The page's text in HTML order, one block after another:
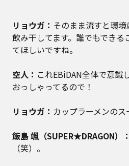
リョウガ： そのまま流すと環境
飲み干してます。誰でもできる
てほしいですね。
空人： これEBiDAN全体で意識
おっしゃってるので！
リョウガ： カップラーメンのス
飯島 颯（SUPER★DRAGON）：
（笑）。